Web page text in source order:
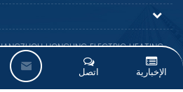
الإخبارية اتصل